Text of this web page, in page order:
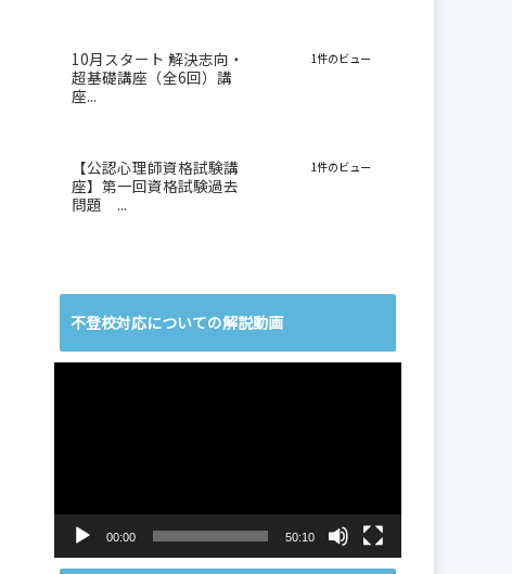
10月スタート 解決志向・
超基礎講座（全6回）講
座...
1件のビュー
【公認心理師資格試験講
座】第一回資格試験過去
問題 ...
1件のビュー
不登校対応についての解説動画
00:00 50:10